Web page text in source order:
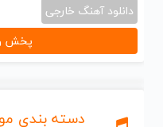
دسته بندی
دانلود آهنگ خارجی
پخش و